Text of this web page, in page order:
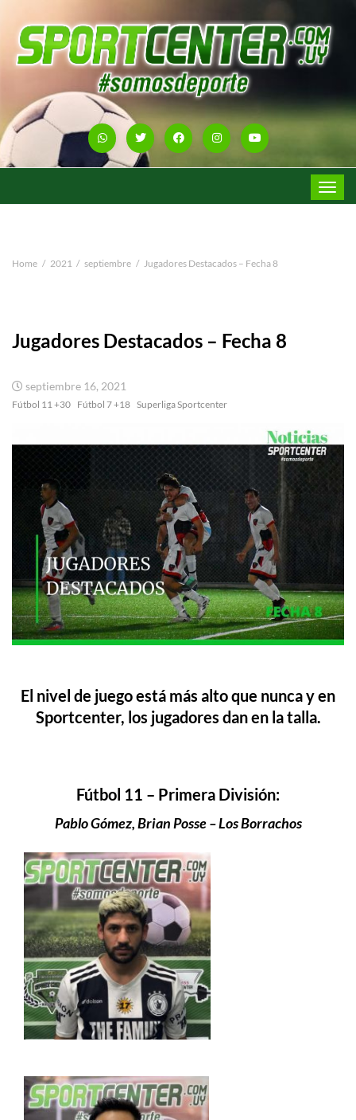
Toggle
Home 2021 septiembre Jugadores Destacados – Fecha 8
Jugadores Destacados – Fecha 8
septiembre 16, 2021
Fútbol 11 +30 Fútbol 7 +18 Superliga Sportcenter
El nivel de juego está más alto que nunca y en
Sportcenter, los jugadores dan en la talla.
Fútbol 11 – Primera División:
Pablo Gómez, Brian Posse – Los Borrachos